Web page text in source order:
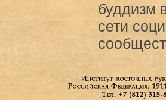
буддизм
сети